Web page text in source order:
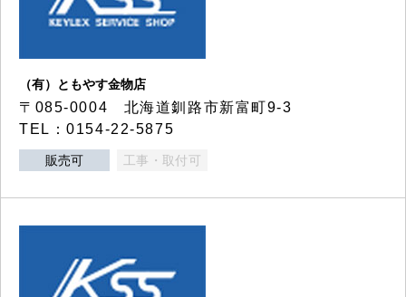
（有）ともやす金物店
〒085-0004 北海道釧路市新富町9-3
TEL：0154-22-5875
販売可 工事・取付可